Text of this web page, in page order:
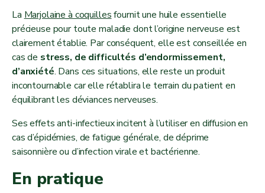
La Marjolaine à coquillesfournit une huile essentielle
précieuse pour toute maladie dont l’origine nerveuse est
clairement établie. Par conséquent, elle est conseillée en
cas de stress, de difficultés d’endormissement,
d’anxiété. Dans ces situations, elle reste un produit
incontournable car elle rétablira le terrain du patient en
équilibrant les déviances nerveuses.
Ses effets anti-infectieux incitent à l’utiliser en diffusion en
cas d’épidémies, de fatigue générale, de déprime
saisonnière ou d’infection virale et bactérienne.
En pratique